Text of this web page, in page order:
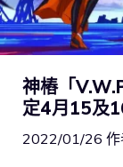
神樁「
定4月15及
2022/01/26 作